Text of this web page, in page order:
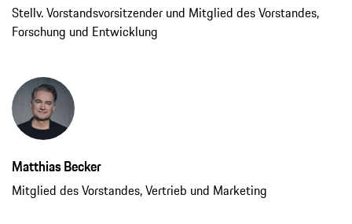
Stellv. Vorstandsvorsitzender und Mitglied des Vorstandes,
Forschung und Entwicklung
Matthias Becker
Mitglied des Vorstandes, Vertrieb und Marketing